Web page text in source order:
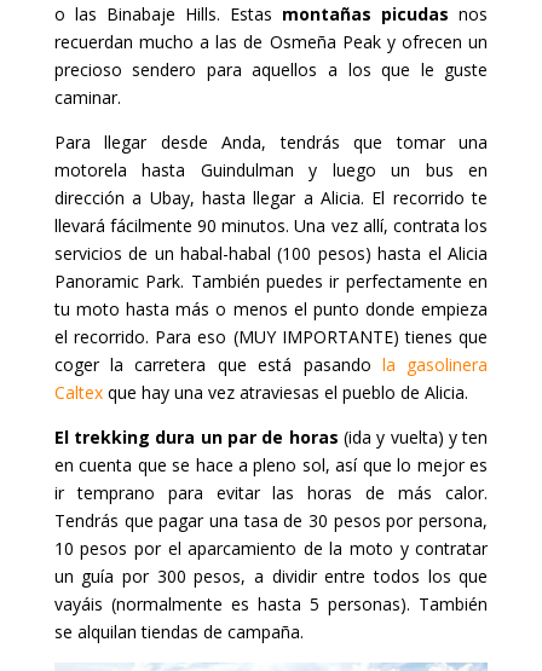
o las Binabaje Hills. Estas montañas picudas nos
recuerdan mucho a las de Osmeña Peak y ofrecen un
precioso sendero para aquellos a los que le guste
caminar.
Para llegar desde Anda, tendrás que tomar una
motorela hasta Guindulman y luego un bus en
dirección a Ubay, hasta llegar a Alicia. El recorrido te
llevará fácilmente 90 minutos. Una vez allí, contrata los
servicios de un habal-habal (100 pesos) hasta el Alicia
Panoramic Park. También puedes ir perfectamente en
tu moto hasta más o menos el punto donde empieza
el recorrido. Para eso (MUY IMPORTANTE) tienes que
coger la carretera que está pasando la gasolinera
Caltexque hay una vez atraviesas el pueblo de Alicia.
El trekking dura un par de horas (ida y vuelta) y ten
en cuenta que se hace a pleno sol, así que lo mejor es
ir temprano para evitar las horas de más calor.
Tendrás que pagar una tasa de 30 pesos por persona,
10 pesos por el aparcamiento de la moto y contratar
un guía por 300 pesos, a dividir entre todos los que
vayáis (normalmente es hasta 5 personas). También
se alquilan tiendas de campaña.